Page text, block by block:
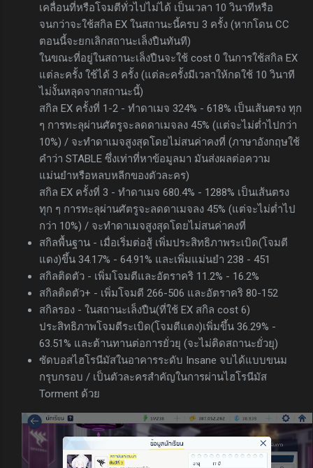
เคลื่อนที่หรือโจมตีทั่วไปไม่ได้ เป็นเวลา 10 วินาทีหรือ
จนกว่าจะใช้สกิล EX ในสถานะนี้ครบ 3 ครั้ง (หากโดน CC
ตอนนี้จะยกเลิกสถานะเล็งปืนทันที)
ในขณะที่อยู่ในสถานะเล็งปืนจะใช้ cost 0 ในการใช้สกิล EX
แต่ละครั้ง ใช้ได้ 3 ครั้ง (แต่ละครั้งมีเวลาให้กดใช้ 10 วินาที
ไม่งั้นหลุดจากสถานะนี้)
สกิล EX ครั้งที่ 1-2 - ทำดาเมจ 324% - 618% เป็นเส้นตรง ทุก
ๆ การทะลุผ่านศัตรูจะลดดาเมจลง 45% (แต่จะไม่ต่ำไปกว่า
10%) / จะทำดาเมจสูงสุดโดยไม่สนค่าคงที่ (ภาษาอังกฤษใช้
คำว่า STABLE ซึ่งเท่าที่หาข้อมูลมา มันส่งผลต่อความ
แม่นยำหรือหลบหลีกของตัวละคร)
สกิล EX ครั้งที่ 3 - ทำดาเมจ 680.4% - 1288% เป็นเส้นตรง
ทุก ๆ การทะลุผ่านศัตรูจะลดดาเมจลง 45% (แต่จะไม่ต่ำไป
กว่า 10%) / จะทำดาเมจสูงสุดโดยไม่สนค่าคงที่
สกิลพื้นฐาน - เมื่อเริ่มต่อสู้ เพิ่มประสิทธิภาพระเบิด(โจมตี
แดง)ขึ้น 34.17% - 64.91% และเพิ่มแม่นยำ 238 - 451
สกิลติดตัว - เพิ่มโจมตีและอัตราคริ 11.2% - 16.2%
สกิลติดตัว+ - เพิ่มโจมตี 266-506 และอัตราคริ 80-152
สกิลรอง - ในสถานะเล็งปืน(ที่ใช้ EX สกิล cost 6)
ประสิทธิภาพโจมตีระเบิด(โจมตีแดง)เพิ่มขึ้น 36.29% -
63.51% และต้านทานต่อการยั่วยุ (จะไม่ติดสถานะยั่วยุ)
ซัดบอสไฮโรนีมัสในอาคารระดับ Insane จบได้แบบขนม
กรุบกรอบ / เป็นตัวละครสำคัญในการผ่านไฮโรนีมัส
Torment ด้วย